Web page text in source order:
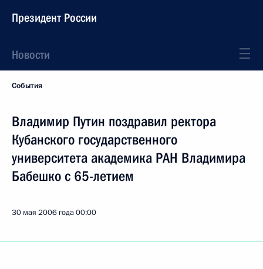
Президент России
Новости
События
Владимир Путин поздравил ректора
Кубанского государственного
университета академика РАН Владимира
Бабешко с 65-летием
30 мая 2006 года00:00